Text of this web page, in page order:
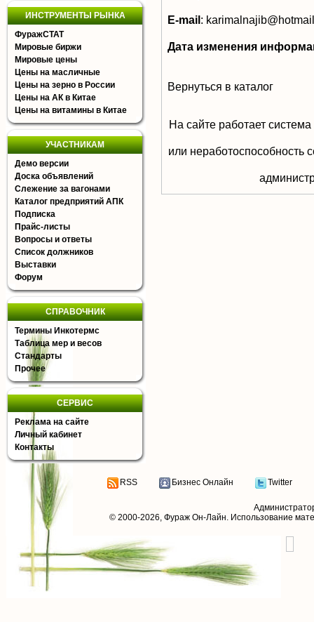
ИНСТРУМЕНТЫ РЫНКА
ФуражСТАТ
Мировые биржи
Мировые цены
Цены на масличные
Цены на зерно в России
Цены на АК в Китае
Цены на витамины в Китае
УЧАСТНИКАМ
Демо версии
Доска объявлений
Слежение за вагонами
Каталог предприятий АПК
Подписка
Прайс-листы
Вопросы и ответы
Список должников
Выставки
Форум
СПРАВОЧНИК
Термины Инкотермс
Таблица мер и весов
Стандарты
Прочее
СЕРВИС
Реклама на сайте
Личный кабинет
Контакты
E-mail:
Дата изменения
Вернуться в каталог
На сайте работает
или неработоспособность
RSS Бизнес Онлайн Twitter
© 2000-2026, Фураж Он-Лайн. Использование